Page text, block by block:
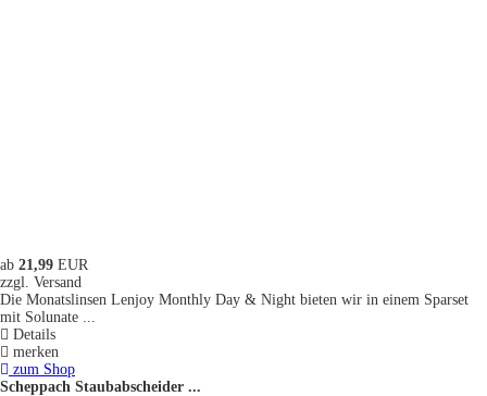
ab 21,99 EUR
zzgl. Versand
Die Monatslinsen Lenjoy Monthly Day & Night bieten wir in einem Sparset
mit Solunate ...
Details
merken
zum Shop
Scheppach Staubabscheider ...